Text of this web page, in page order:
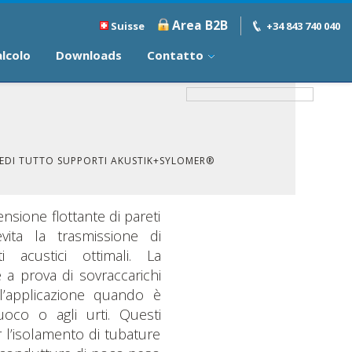
Suisse Area B2B +34 843 740 040
Downloads Contatto
TUTTO SUPPORTI AKUSTIK+SYLOMER®
flottante di pareti
la trasmissione di
acustici ottimali. La
prova di sovraccarichi
quando è
o agli urti. Questi
di tubature